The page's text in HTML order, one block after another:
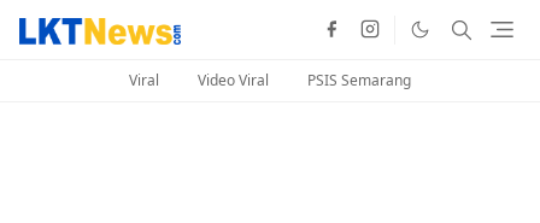
Viral Video Viral PSIS Semarang